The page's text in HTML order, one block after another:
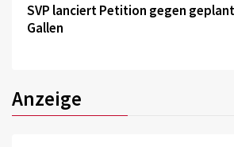
SVP lanciert Petition gegen
Gallen
Anzeige